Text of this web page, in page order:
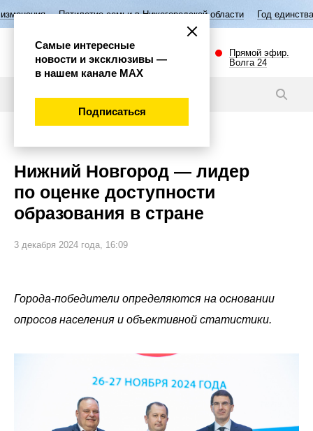
семьи в Нижегородской области Год единства народов России
Прямой эфир.
Волга 24
Нижний Новгород — лидер
по оценке доступности
образования в стране
3 декабря 2024 года, 16:09
Города-победители определяются на основании
опросов населения и объективной статистики.
Самые интересные
новости и эксклюзивы —
в нашем канале МАХ
Подписаться